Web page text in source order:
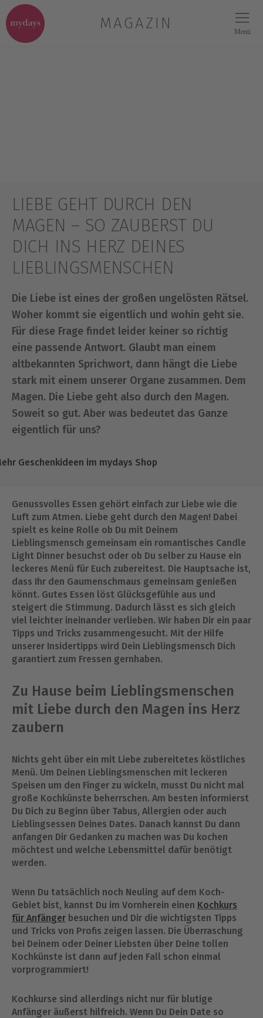
MAGAZIN Menü
LIEBE GEHT DURCH DEN
MAGEN – SO ZAUBERST DU
DICH INS HERZ DEINES
LIEBLINGSMENSCHEN
Die Liebe ist eines der großen ungelösten Rätsel.
Woher kommt sie eigentlich und wohin geht sie.
Für diese Frage findet leider keiner so richtig
eine passende Antwort. Glaubt man einem
altbekannten Sprichwort, dann hängt die Liebe
stark mit einem unserer Organe zusammen. Dem
Magen. Die Liebe geht also durch den Magen.
Soweit so gut. Aber was bedeutet das Ganze
eigentlich für uns?
Geschenkideen im mydays Shop
Genussvolles Essen gehört einfach zur Liebe wie die
Luft zum Atmen. Liebe geht durch den Magen! Dabei
spielt es keine Rolle ob Du mit Deinem
Lieblingsmensch gemeinsam ein romantisches Candle
Light Dinner besuchst oder ob Du selber zu Hause ein
leckeres Menü für Euch zubereitest. Die Hauptsache ist,
dass Ihr den Gaumenschmaus gemeinsam genießen
könnt. Gutes Essen löst Glücksgefühle aus und
steigert die Stimmung. Dadurch lässt es sich gleich
viel leichter ineinander verlieben. Wir haben Dir ein paar
Tipps und Tricks zusammengesucht. Mit der Hilfe
unserer Insidertipps wird Dein Lieblingsmensch Dich
garantiert zum Fressen gernhaben.
Zu Hause beim Lieblingsmenschen
mit Liebe durch den Magen ins Herz
zaubern
Nichts geht über ein mit Liebe zubereitetes köstliches
Menü. Um Deinen Lieblingsmenschen mit leckeren
Speisen um den Finger zu wickeln, musst Du nicht mal
große Kochkünste beherrschen. Am besten informierst
Du Dich zu Beginn über Tabus, Allergien oder auch
Lieblingsessen Deines Dates. Danach kannst Du dann
anfangen Dir Gedanken zu machen was Du kochen
möchtest und welche Lebensmittel dafür benötigt
werden.
Wenn Du tatsächlich noch Neuling auf dem Koch-
Gebiet bist, kannst Du im Vornherein einen Kochkurs
für Anfänger besuchen und Dir die wichtigsten Tipps
und Tricks von Profis zeigen lassen. Die Überraschung
bei Deinem oder Deiner Liebsten über Deine tollen
Kochkünste ist dann auf jeden Fall schon einmal
vorprogrammiert!
Kochkurse sind allerdings nicht nur für blutige
Anfänger äußerst hilfreich. Wenn Du Dein Date so